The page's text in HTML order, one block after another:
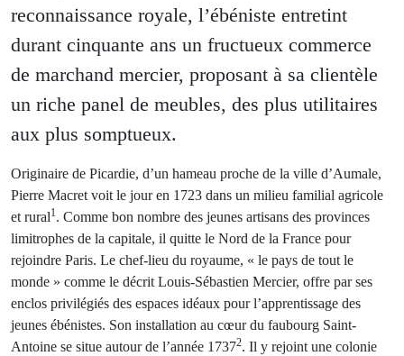
reconnaissance royale, l’ébéniste entretint
durant cinquante ans un fructueux commerce
de marchand mercier, proposant à sa clientèle
un riche panel de meubles, des plus utilitaires
aux plus somptueux.
Originaire de Picardie, d’un hameau proche de la ville d’Aumale,
Pierre Macret voit le jour en 1723 dans un milieu familial agricole
et rural1. Comme bon nombre des jeunes artisans des provinces
limitrophes de la capitale, il quitte le Nord de la France pour
rejoindre Paris. Le chef-lieu du royaume, « le pays de tout le
monde » comme le décrit Louis-Sébastien Mercier, offre par ses
enclos privilégiés des espaces idéaux pour l’apprentissage des
jeunes ébénistes. Son installation au cœur du faubourg Saint-
Antoine se situe autour de l’année 17372. Il y rejoint une colonie